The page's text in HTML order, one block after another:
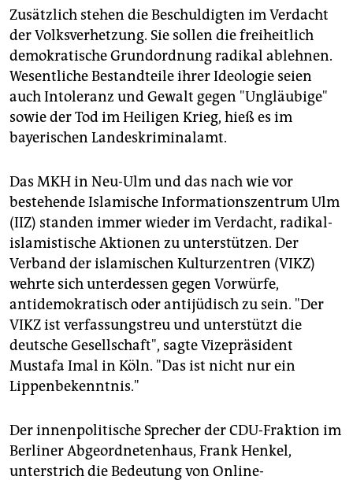
Zusätzlich stehen die Beschuldigten im Verdacht
der Volksverhetzung. Sie sollen die freiheitlich
demokratische Grundordnung radikal ablehnen.
Wesentliche Bestandteile ihrer Ideologie seien
auch Intoleranz und Gewalt gegen "Ungläubige"
sowie der Tod im Heiligen Krieg, hieß es im
bayerischen Landeskriminalamt.
Das MKH in Neu-Ulm und das nach wie vor
bestehende Islamische Informationszentrum Ulm
(IIZ) standen immer wieder im Verdacht, radikal-
islamistische Aktionen zu unterstützen. Der
Verband der islamischen Kulturzentren (VIKZ)
wehrte sich unterdessen gegen Vorwürfe,
antidemokratisch oder antijüdisch zu sein. "Der
VIKZ ist verfassungstreu und unterstützt die
deutsche Gesellschaft", sagte Vizepräsident
Mustafa Imal in Köln. "Das ist nicht nur ein
Lippenbekenntnis."
Der innenpolitische Sprecher der CDU-Fraktion im
Berliner Abgeordnetenhaus, Frank Henkel,
unterstrich die Bedeutung von Online-